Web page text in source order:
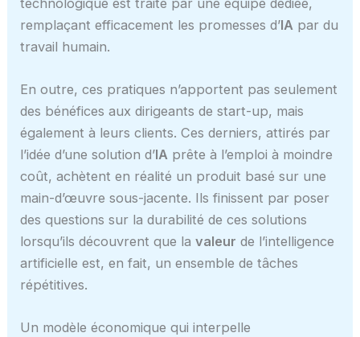
remplaçant efficacement les promesses d’IA par du
travail humain.
En outre, ces pratiques n’apportent pas seulement
des bénéfices aux dirigeants de start-up, mais
également à leurs clients. Ces derniers, attirés par
l’idée d’une solution d’IA prête à l’emploi à moindre
coût, achètent en réalité un produit basé sur une
main-d’œuvre sous-jacente. Ils finissent par poser
des questions sur la durabilité de ces solutions
lorsqu’ils découvrent que lavaleur de l’intelligence
artificielle est, en fait, un ensemble de tâches
répétitives.
Un modèle économique qui interpelle